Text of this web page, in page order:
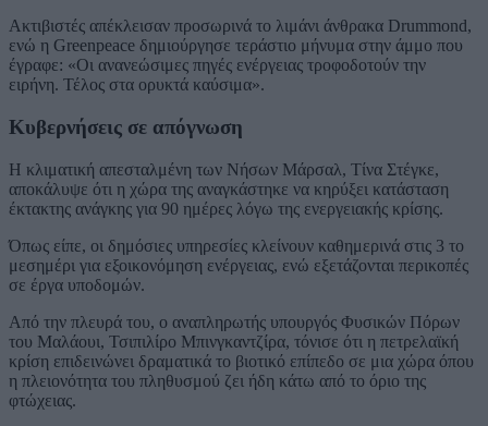
Ακτιβιστές απέκλεισαν προσωρινά το λιμάνι άνθρακα Drummond,
ενώ η Greenpeace δημιούργησε τεράστιο μήνυμα στην άμμο που
έγραφε: «Οι ανανεώσιμες πηγές ενέργειας τροφοδοτούν την
ειρήνη. Τέλος στα ορυκτά καύσιμα».
Κυβερνήσεις σε απόγνωση
Η κλιματική απεσταλμένη των Νήσων Μάρσαλ, Τίνα Στέγκε,
αποκάλυψε ότι η χώρα της αναγκάστηκε να κηρύξει κατάσταση
έκτακτης ανάγκης για 90 ημέρες λόγω της ενεργειακής κρίσης.
Όπως είπε, οι δημόσιες υπηρεσίες κλείνουν καθημερινά στις 3 το
μεσημέρι για εξοικονόμηση ενέργειας, ενώ εξετάζονται περικοπές
σε έργα υποδομών.
Από την πλευρά του, ο αναπληρωτής υπουργός Φυσικών Πόρων
του Μαλάουι, Τσιπιλίρο Μπινγκαντζίρα, τόνισε ότι η πετρελαϊκή
κρίση επιδεινώνει δραματικά το βιοτικό επίπεδο σε μια χώρα όπου
η πλειονότητα του πληθυσμού ζει ήδη κάτω από το όριο της
φτώχειας.